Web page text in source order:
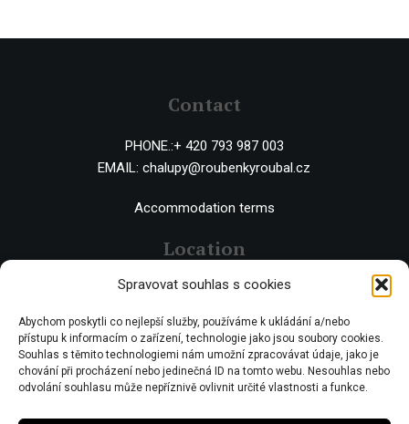
Spravovat souhlas s cookies
Abychom poskytli co nejlepší služby, používáme k ukládání a/nebo
přístupu k informacím o zařízení, technologie jako jsou soubory cookies.
Souhlas s těmito technologiemi nám umožní zpracovávat údaje, jako je
chování při procházení nebo jedinečná ID na tomto webu. Nesouhlas nebo
odvolání souhlasu může nepříznivě ovlivnit určité vlastnosti a funkce.
Contact
PHONE.:+ 420 793 987 003
EMAIL:chalupy@roubenkyroubal.cz
Accommodation terms
Location
Černý Důl 543 44
IČO 67446281
DIČ CZ7506243437
Obecní živnostenský úřad zn:č.j.Ž/2578/08/Ry21953/3